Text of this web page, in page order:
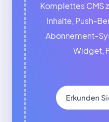
Komplettes CMS
Inhalte, Push-
Abonnement-
Widget,
Erkunden